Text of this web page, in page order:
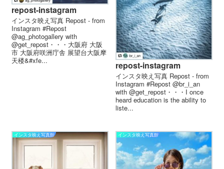
repost-instagram
インスタ映え写真 Repost - from
Instagram #Repost
@ag_photogallery with
@get_repost・・・大阪府 大阪
市 大阪府咲洲庁舎 展望台︎️大阪摩
天楼&#xfe...
repost-instagram
インスタ映え写真 Repost - from
Instagram #Repost @br_i_an
with @get_repost・・・I once
heard education is the ability to
liste...
インスタ映え写真館 インスタ映え写真館